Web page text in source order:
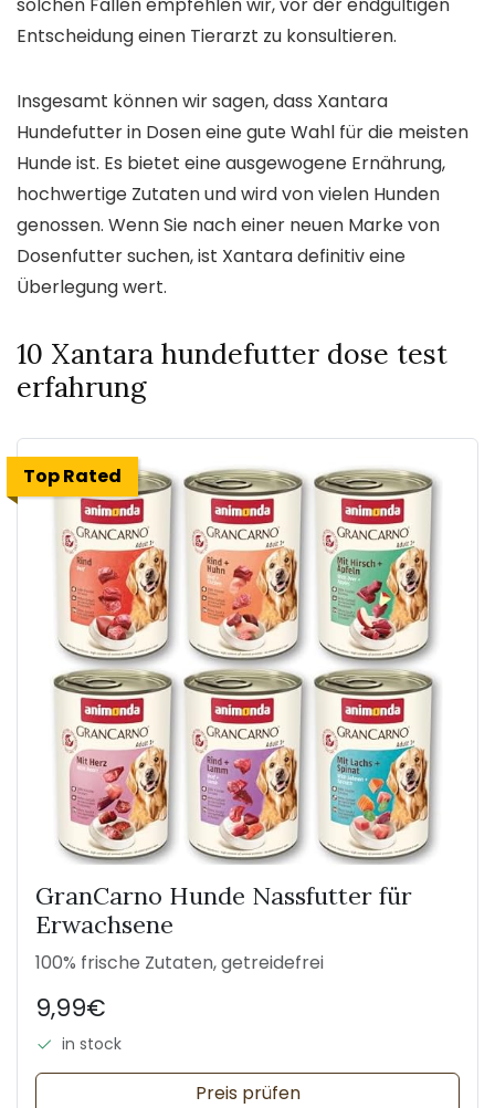
solchen Fällen empfehlen wir, vor der endgültigen
Entscheidung einen Tierarzt zu konsultieren.
Insgesamt können wir sagen, dass Xantara
Hundefutter in Dosen eine gute Wahl für die meisten
Hunde ist. Es bietet eine ausgewogene Ernährung,
hochwertige Zutaten und wird von vielen Hunden
genossen. Wenn Sie nach einer neuen Marke von
Dosenfutter suchen, ist Xantara definitiv eine
Überlegung wert.
10 Xantara hundefutter dose test
erfahrung
Top Rated
GranCarno Hunde Nassfutter für
Erwachsene
100% frische Zutaten, getreidefrei
9,99€
in stock
Preis prüfen